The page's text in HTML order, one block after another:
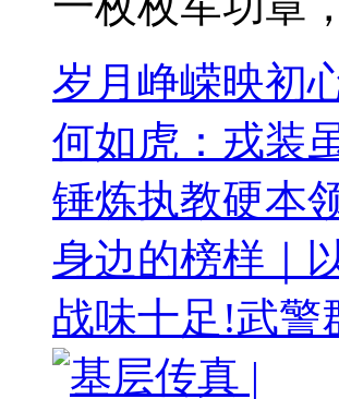
岁月峥嵘映初
何如虎：戎装
锤炼执教硬本
身边的榜样｜
战味十足!武警